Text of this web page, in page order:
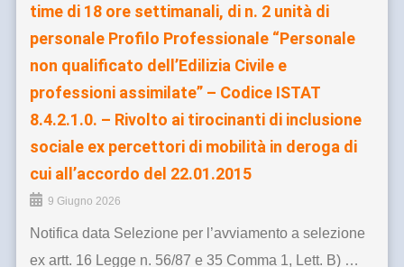
time di 18 ore settimanali, di n. 2 unità di
personale Profilo Professionale “Personale
non qualificato dell’Edilizia Civile e
professioni assimilate” – Codice ISTAT
8.4.2.1.0. – Rivolto ai tirocinanti di inclusione
sociale ex percettori di mobilità in deroga di
cui all’accordo del 22.01.2015
9 Giugno 2026
Notifica data Selezione per l’avviamento a selezione
ex artt. 16 Legge n. 56/87 e 35 Comma 1, Lett. B) …